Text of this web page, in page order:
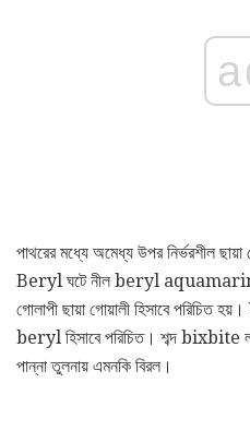
পাথরের মধ্যে অমেধ্য উপর নির্ভরশীল
Beryl ঘটে নীল beryl aquamarine
গোলাপী ছায়া গোয়ালী হিসাবে
beryl হিসাবে পরিচিত। শব্দ bixbite
পান্না তুলনায় এমনকি বিরল।